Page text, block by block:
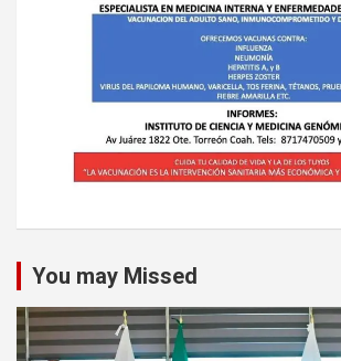
You may Missed